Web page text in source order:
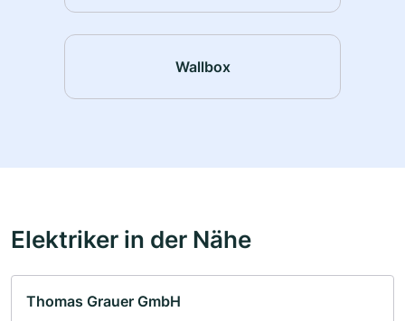
Wallbox
Elektriker in der Nähe
Thomas Grauer GmbH